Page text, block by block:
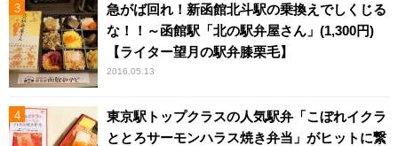
急がば回れ！新函館北斗駅の乗換えでしくじる
な！！～函館駅「北の駅弁屋さん」(1,300円)
【ライター望月の駅弁膝栗毛】
2016.05.13
東京駅トップクラスの人気駅弁「こぼれイクラ
ととろサーモンハラス焼き弁当」がヒットに繋